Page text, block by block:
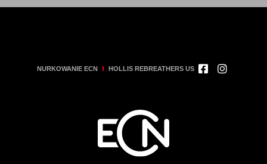
NURKOWANIE ECN HOLLIS REBREATHERS US